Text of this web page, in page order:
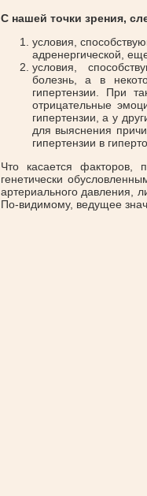
С нашей точки зрения,
условия,
адренергической,
условия,
болезнь, а в
гипертензии. При
отрицательные
гипертензии, а у
для выяснения
гипертензии в
Что касается факторов,
генетически
артериального давления,
По-видимому, ведущее